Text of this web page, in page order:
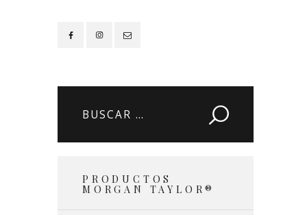
Buscar:
PRODUCTOS
MORGAN TAYLOR®